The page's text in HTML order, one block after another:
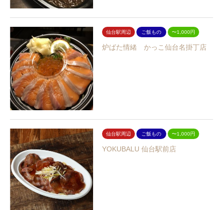
仙台駅周辺 ご飯もの 〜1,000円
炉ばた情緒 かっこ仙台名掛丁店
仙台駅周辺 ご飯もの 〜1,000円
YOKUBALU 仙台駅前店